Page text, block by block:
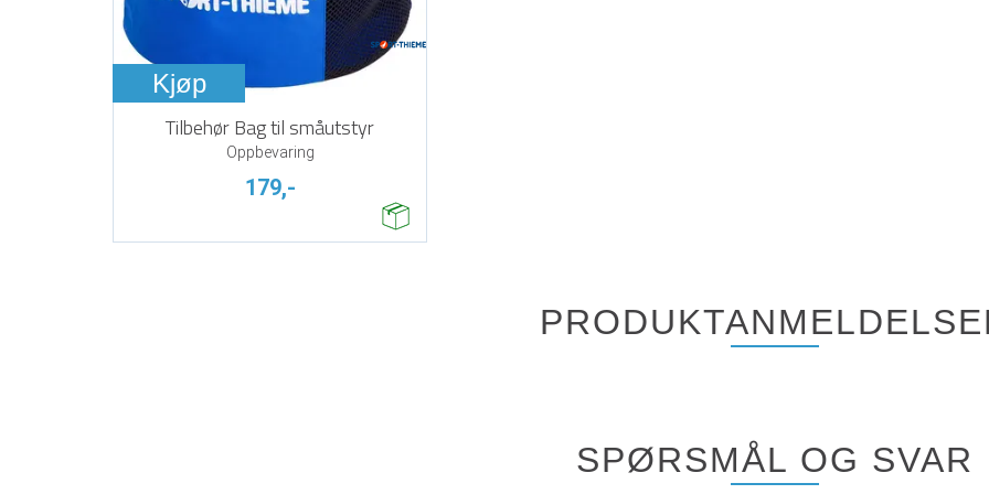
Kjøp
Tilbehør Bag til småutstyr
Oppbevaring
179,-
SPØRSMÅL OG SVAR